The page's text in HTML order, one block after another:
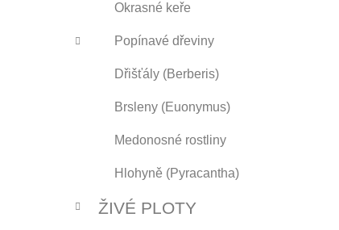
Okrasné keře
Popínavé dřeviny
Dřišťály (Berberis)
Brsleny (Euonymus)
Medonosné rostliny
Hlohyně (Pyracantha)
ŽIVÉ PLOTY